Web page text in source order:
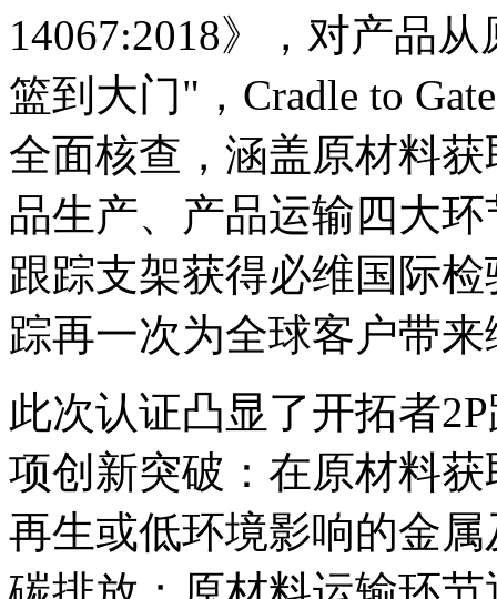
14067:2018》，对产品
篮到大门"，Cradle to
全面核查，涵盖原材料
品生产、产品运输四大
跟踪支架获得必维国际
踪再一次为全球客户带
此次认证凸显了开拓者
项创新突破：在原材料
再生或低环境影响的金